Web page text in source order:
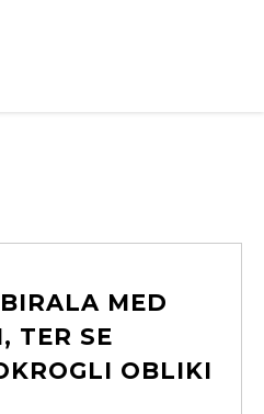
MED
TER SE
OBLIKI